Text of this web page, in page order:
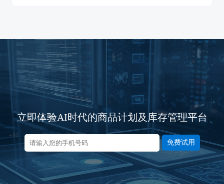
立即体验AI时代的商品计划及库存管理平台
免费试用